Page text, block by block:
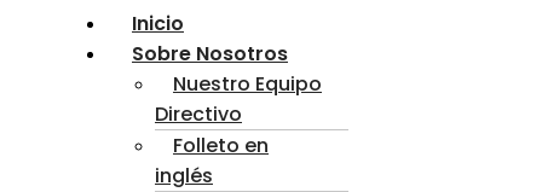
Inicio
Sobre Nosotros
Nuestro Equipo
Directivo
Folleto en
inglés